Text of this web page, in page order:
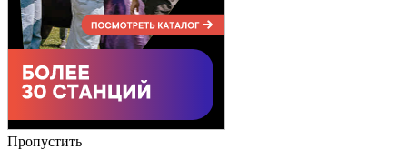
Пропустить